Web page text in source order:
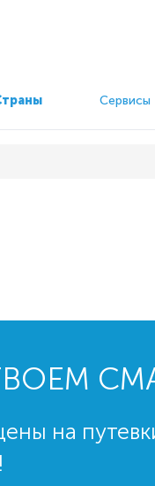
Сервисы
на